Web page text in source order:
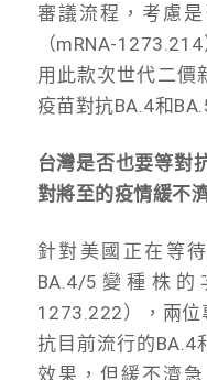
審議流程，考慮
（mRNA-
用此款次世代二價
疫苗對抗BA.4和
台灣是否也要等對
對將至的疫情緩不
針對美國正在等
BA.4/5變種株的
1273.222），兩位
抗目前流行的BA.4
效果，但緩不濟